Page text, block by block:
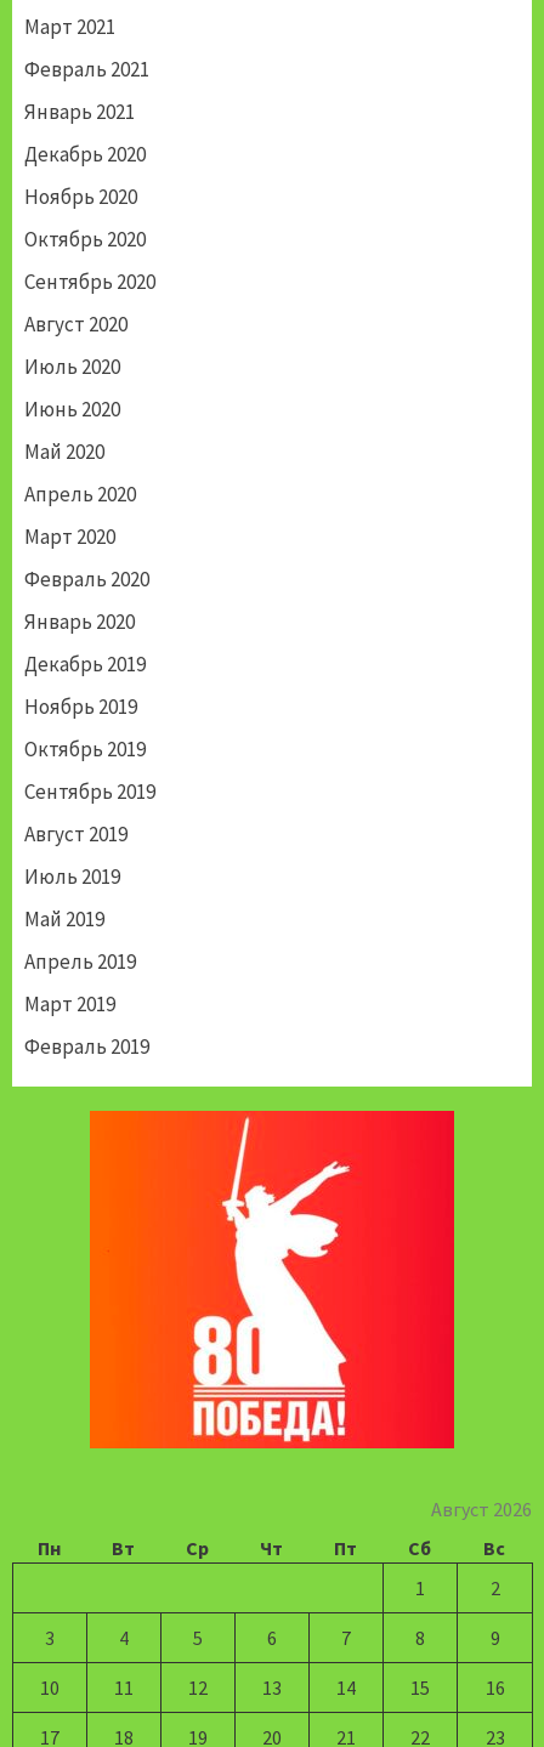
Март 2021
Февраль 2021
Январь 2021
Декабрь 2020
Ноябрь 2020
Октябрь 2020
Сентябрь 2020
Август 2020
Июль 2020
Июнь 2020
Май 2020
Апрель 2020
Март 2020
Февраль 2020
Январь 2020
Декабрь 2019
Ноябрь 2019
Октябрь 2019
Сентябрь 2019
Август 2019
Июль 2019
Май 2019
Апрель 2019
Март 2019
Февраль 2019
Август 2026
Пн
Вт Ср Чт Пт Сб
Вс
1
2
3 4 5 6 7 8 9
10 11 12 13 14 15 16
17 18 19 20 21 22 23